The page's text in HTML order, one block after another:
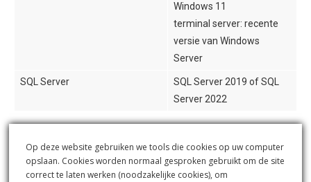
Windows 11
terminal server: recente
versie van Windows
Server
SQL Server
SQL Server 2019 of SQL
Server 2022
Op deze website gebruiken we tools die cookies op uw computer
opslaan. Cookies worden normaal gesproken gebruikt om de site
correct te laten werken (noodzakelijke cookies), om